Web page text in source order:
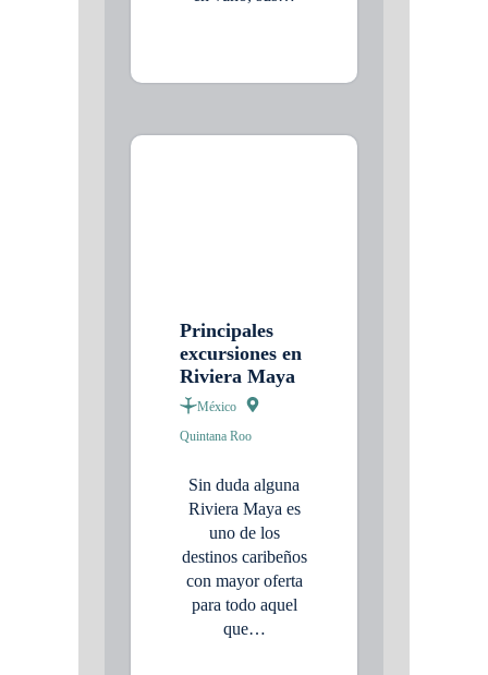
Principales
excursiones en
Riviera Maya
México
Quintana Roo
Sin duda alguna
Riviera Maya es
uno de los
destinos caribeños
con mayor oferta
para todo aquel
que…